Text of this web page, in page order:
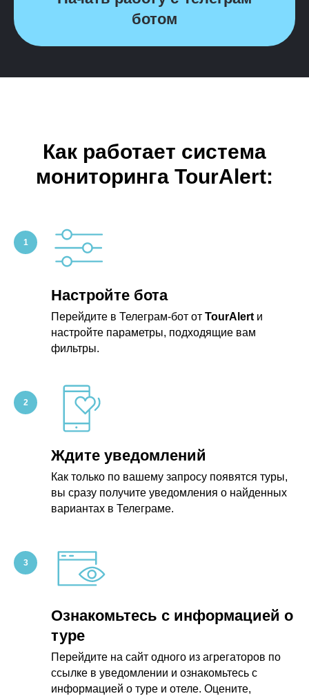
ботом
Как работает система
мониторинга TourAlert:
Настройте бота
Перейдите в Телеграм-бот от TourAlert и
настройте параметры, подходящие вам
фильтры.
Ждите уведомлений
Как только по вашему запросу появятся туры,
вы сразу получите уведомления о найденных
вариантах в Телеграме.
Ознакомьтесь с информацией о
туре
Перейдите на сайт одного из агрегаторов по
ссылке в уведомлении и ознакомьтесь с
информацией о туре и отеле. Оцените,